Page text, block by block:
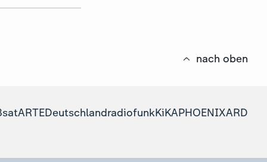
nach oben
ARTEDeutschlandradiofunkKiKAPHOENIXARD